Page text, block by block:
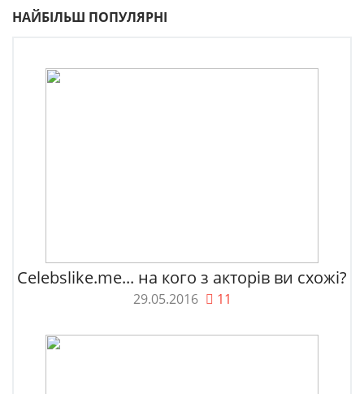
НАЙБІЛЬШ ПОПУЛЯРНІ
Celebslike.me... на кого з акторів ви схожі?
29.05.2016 11